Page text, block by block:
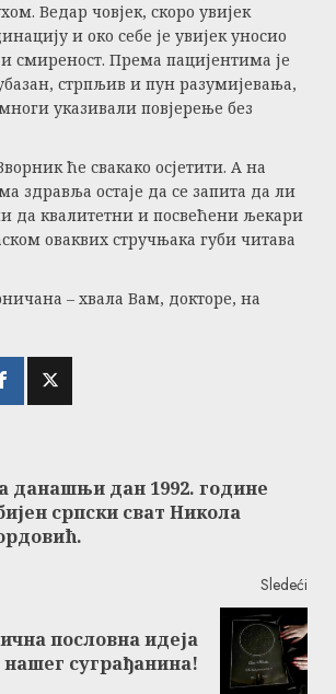
Ведар човјек, скоро увијек
и око себе је увијек уносио
смиреност. Према пацијентима је
стрпљив и пун разумијевања,
указивали повјерење без
ће свакако осјетити. А на
здравља остаје да се запита да ли
да квалитетни и посвећени љекари
оваквих стручњака губи читава
– хвала Вам, докторе, на
данашњи дан 1992. године
српски сват Никола
Sledeći
пословна идеја
нашег суграђанина!